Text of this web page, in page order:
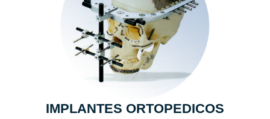
IMPLANTES ORTOPEDICOS